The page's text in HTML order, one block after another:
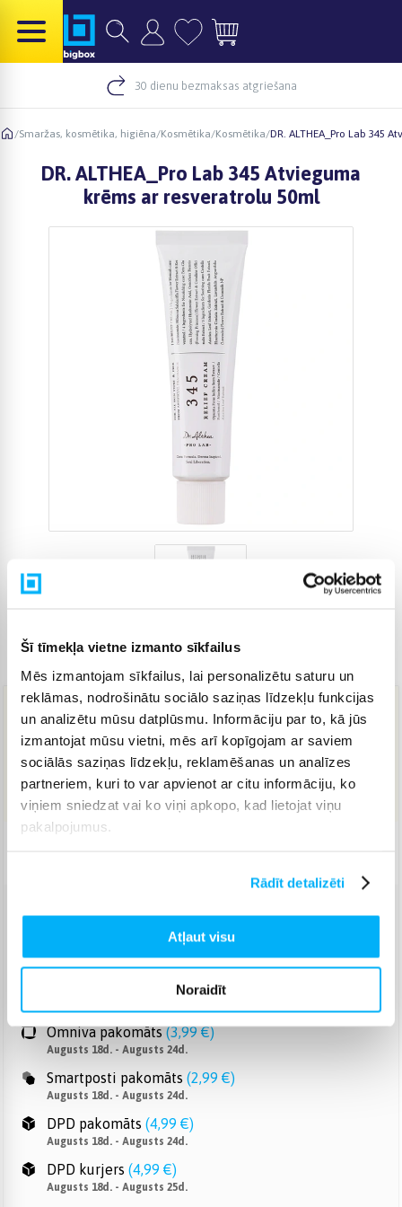
Šī tīmekļa vietne izmanto sīkfailus
Mēs izmantojam sīkfailus, lai personalizētu saturu un
reklāmas, nodrošinātu sociālo saziņas līdzekļu funkcijas
un analizētu mūsu datplūsmu. Informāciju par to, kā jūs
izmantojat mūsu vietni, mēs arī kopīgojam ar saviem
sociālās saziņas līdzekļu, reklamēšanas un analīzes
partneriem, kuri to var apvienot ar citu informāciju, ko
viņiem sniedzat vai ko viņi apkopo, kad lietojat viņu
pakalpojumus.
Rādīt detalizēti
Atļaut visu
Noraidīt
30 dienu bezmaksas atgriešana
/Smaržas, kosmētika, higiēna/Kosmētika/Kosmētika/DR. ALTHEA_Pro Lab 345
DR. ALTHEA_Pro Lab 345 Atvieguma
krēms ar resveratrolu 50ml
26,95 €
IELIKT GROZĀ
Augusts 18d. - Augusts 24d.
Venipak Kurjers (3,99 €)
Apmaksā pilnu summu skaidrā naudā piegādes brīdī.
Omniva pakomāts (3,99 €)
Augusts 18d. - Augusts 24d.
Smartposti pakomāts (2,99 €)
Augusts 18d. - Augusts 24d.
DPD pakomāts (4,99 €)
Augusts 18d. - Augusts 24d.
DPD kurjers (4,99 €)
Augusts 18d. - Augusts 25d.